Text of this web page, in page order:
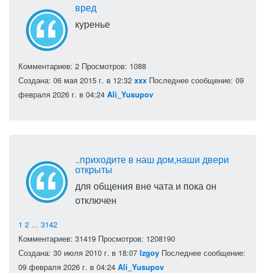
вред
куренье
Комментариев: 2 Просмотров: 1088
Создана: 06 мая 2015 г. в 12:32 xxx Последнее сообщение: 09
февраля 2026 г. в 04:24 Ali_Yusupov
..приходите в наш дом,наши двери
открыты
для общения вне чата и пока он
отключен
1 2 ... 3142
Комментариев: 31419 Просмотров: 1208190
Создана: 30 июля 2010 г. в 18:07 Izgoy Последнее сообщение:
09 февраля 2026 г. в 04:24 Ali_Yusupov